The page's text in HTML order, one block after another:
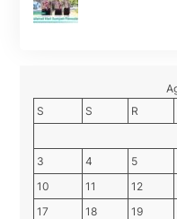
S
S R
3
4 5
10
11 12
17
18 19